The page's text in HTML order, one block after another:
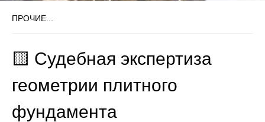
ПРОЧИЕ...
🟨 Судебная экспертиза
геометрии плитного
фундамента